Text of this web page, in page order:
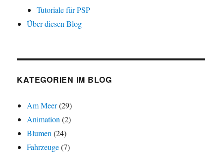
Tutoriale für PSP
Über diesen Blog
KATEGORIEN IM BLOG
Am Meer(29)
Animation(2)
Blumen(24)
Fahrzeuge(7)